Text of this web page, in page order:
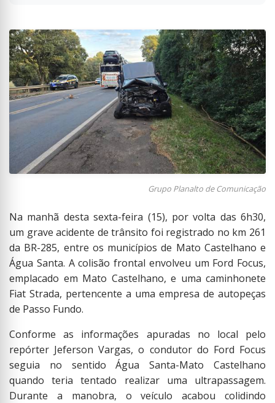
Grupo Planalto de Comunicação
Na manhã desta sexta-feira (15), por volta das 6h30,
um grave acidente de trânsito foi registrado no km 261
da BR-285, entre os municípios de Mato Castelhano e
Água Santa. A colisão frontal envolveu um Ford Focus,
emplacado em Mato Castelhano, e uma caminhonete
Fiat Strada, pertencente a uma empresa de autopeças
de Passo Fundo.
Conforme as informações apuradas no local pelo
repórter Jeferson Vargas, o condutor do Ford Focus
seguia no sentido Água Santa-Mato Castelhano
quando teria tentado realizar uma ultrapassagem.
Durante a manobra, o veículo acabou colidindo